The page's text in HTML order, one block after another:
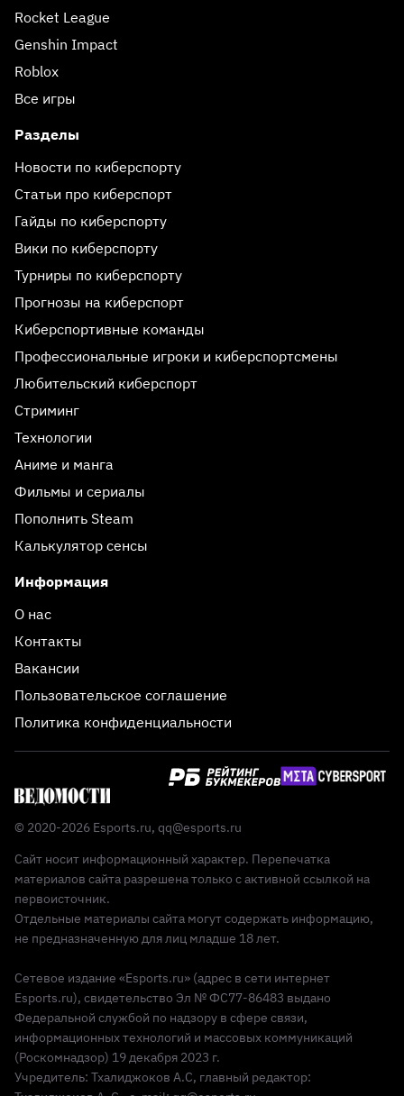
Rocket League
Genshin Impact
Roblox
Все игры
Разделы
Новости по киберспорту
Статьи про киберспорт
Гайды по киберспорту
Вики по киберспорту
Турниры по киберспорту
Прогнозы на киберспорт
Киберспортивные команды
Профессиональные игроки и киберспортсмены
Любительский киберспорт
Стриминг
Технологии
Аниме и манга
Фильмы и сериалы
Пополнить Steam
Калькулятор сенсы
Информация
О нас
Контакты
Вакансии
Пользовательское соглашение
Политика конфиденциальности
© 2020-2026 Esports.ru, qq@esports.ru
Сайт носит информационный характер. Перепечатка
материалов сайта разрешена только с активной ссылкой на
первоисточник.
Отдельные материалы сайта могут содержать информацию,
не предназначенную для лиц младше 18 лет.
Сетевое издание «Esports.ru» (адрес в сети интернет
Esports.ru), свидетельство Эл № ФС77-86483 выдано
Федеральной службой по надзору в сфере связи,
информационных технологий и массовых коммуникаций
(Роскомнадзор) 19 декабря 2023 г.
Учредитель: Тхалиджоков А.С, главный редактор: